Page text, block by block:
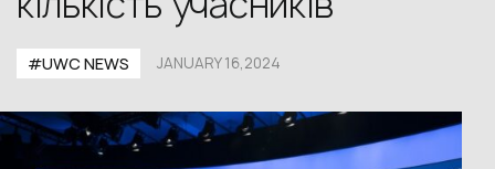
#UWС NEWS JANUARY 16,2024